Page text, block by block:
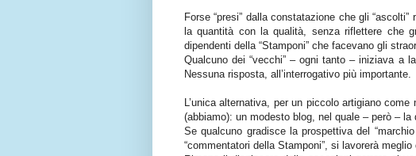
Forse “presi” dalla constatazione che gli
la quantità con la qualità, senza riflettere che
dipendenti della “Stamponi” che facevano gli
Qualcuno dei “vecchi” – ogni tanto – iniziava a
Nessuna risposta, all’interrogativo più importante.
L’unica alternativa, per un piccolo artigiano
(abbiamo): un modesto blog, nel quale – però – la
Se qualcuno gradisce la prospettiva del
“commentatori della Stamponi”, si lavorerà